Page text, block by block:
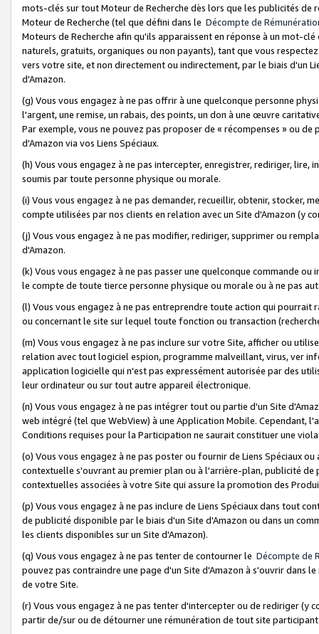
mots-clés sur tout Moteur de Recherche dès lors que les publicités de
Moteur de Recherche (tel que défini dans le Décompte de
Moteurs de Recherche afin qu'ils apparaissent en réponse à un mot-
naturels, gratuits, organiques ou non payants), tant que vous
vers votre site, et non directement ou indirectement, par le biais d'un
d'Amazon.
(g) Vous vous engagez à ne pas offrir à une quelconque personne
l'argent, une remise, un rabais, des points, un don à une œuvre
Par exemple, vous ne pouvez pas proposer de « récompenses » ou
d'Amazon via vos Liens Spéciaux.
(h) Vous vous engagez à ne pas intercepter, enregistrer, rediriger,
soumis par toute personne physique ou morale.
(i) Vous vous engagez à ne pas demander, recueillir, obtenir, stocker,
compte utilisées par nos clients en relation avec un Site d'Amazon (y
(j) Vous vous engagez à ne pas modifier, rediriger, supprimer ou
d'Amazon.
(k) Vous vous engagez à ne pas passer une quelconque commande
le compte de toute tierce personne physique ou morale ou à ne pas
(l) Vous vous engagez à ne pas entreprendre toute action qui
ou concernant le site sur lequel toute fonction ou transaction
(m) Vous vous engagez à ne pas inclure sur votre Site, afficher ou
relation avec tout logiciel espion, programme malveillant, virus, ver
application logicielle qui n'est pas expressément autorisée par des
leur ordinateur ou sur tout autre appareil électronique.
(n) Vous vous engagez à ne pas intégrer tout ou partie d'un Site
web intégré (tel que WebView) à une Application Mobile. Cependant,
Conditions requises pour la Participation ne saurait constituer une
(o) Vous vous engagez à ne pas poster ou fournir de Liens Spéciaux
contextuelle s'ouvrant au premier plan ou à l'arrière-plan, publicité
contextuelles associées à votre Site qui assure la promotion des
(p) Vous vous engagez à ne pas inclure de Liens Spéciaux dans tout
de publicité disponible par le biais d'un Site d'Amazon ou dans un
les clients disponibles sur un Site d'Amazon).
(q) Vous vous engagez à ne pas tenter de contourner le Décompte de
pouvez pas contraindre une page d'un Site d'Amazon à s'ouvrir dans
de votre Site.
(r) Vous vous engagez à ne pas tenter d'intercepter ou de rediriger
partir de/sur ou de détourner une rémunération de tout site